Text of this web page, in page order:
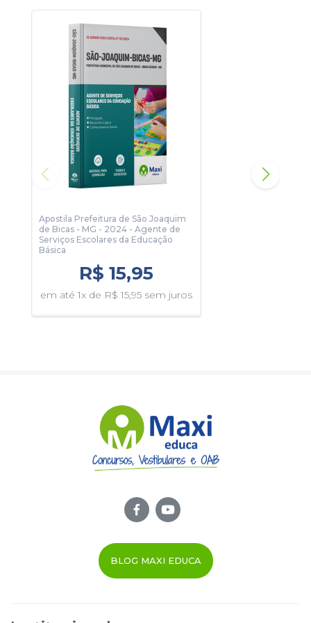
Material colorido;
Questões gabaritadas ao final de cada matéria;
Gráficos e Tabelas;
Recursos visuais pedagógicos.
Com este material sua preparação será completa e
Para conhecer um pouco, clique no botão Sumário e veja
algumas páginas da apostila.
Apostila Prefeitura de São Joaquim
de Bicas - MG - 2024 - Agente de
Serviços Escolares da Educação
Básica
R$ 15,95
em até 1x de R$ 15,95 sem juros
BLOG MAXI EDUCA